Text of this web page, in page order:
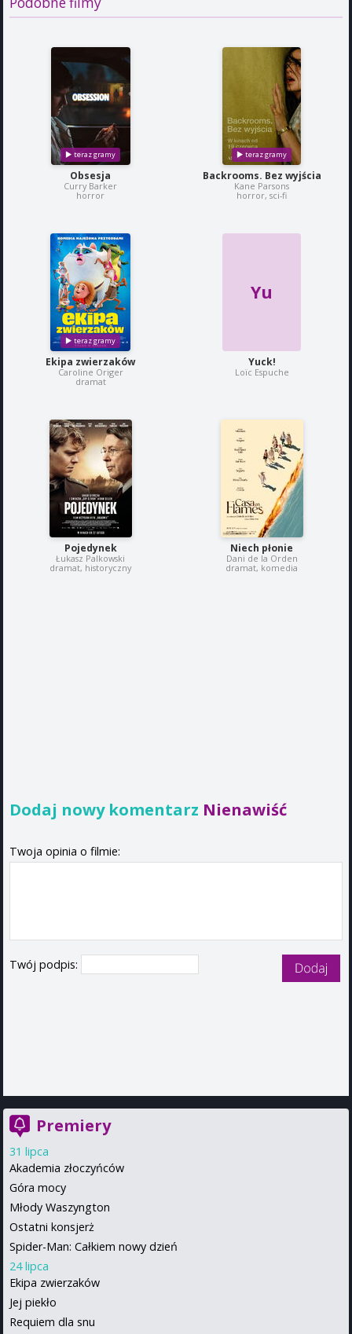
Obsesja
Curry Barker
horror
Backrooms. Bez wyjścia
Kane Parsons
horror, sci-fi
Ekipa zwierzaków
Caroline Origer
dramat
Yu
Yuck!
Loïc Espuche
Pojedynek
Łukasz Palkowski
dramat, historyczny
Niech płonie
Dani de la Orden
dramat, komedia
Dodaj nowy komentarz Nienawiść
Twoja opinia o filmie:
Twój podpis:
Premiery
31 lipca
Akademia złoczyńców
Góra mocy
Młody Waszyngton
Ostatni konsjerż
Spider-Man: Całkiem nowy dzień
24 lipca
Ekipa zwierzaków
Jej piekło
Requiem dla snu